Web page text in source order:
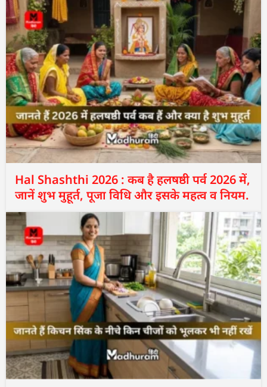
Hal Shashthi 2026 : कब है हलषष्ठी पर्व 2026 में,
जानें शुभ मुहूर्त, पूजा विधि और इसके महत्व व नियम.